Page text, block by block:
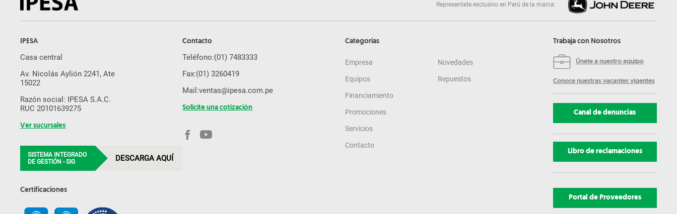
Representate exclusivo en Perú de la marca:
IPESA
Casa central
Av. Nicolás Aylión 2241, Ate
15022
Razón social: IPESA S.A.C.
RUC 20101639275
Ver sucursales
SISTEMA INTEGRADO
DE GESTIÓN - SIG
DESCARGA AQUÍ
Certificaciones
Contacto
Teléfono:(01) 7483333
Fax:(01) 3260419
Mail:ventas@ipesa.com.pe
Solicite una cotización
Categorías
Empresa
Equipos
Financiamiento
Promociones
Servicios
Contacto
Novedades
Repuestos
Trabaja con Nosotros
Únete a nuestro equipo
Conoce nuestras vacantes vigentes
Canal de denuncias
Libro de reclamaciones
Portal de Proveedores